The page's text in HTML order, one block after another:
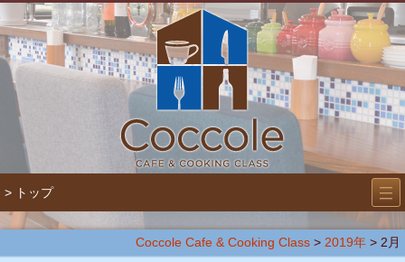
> トップ ―
―
―
Coccole Cafe & Cooking Class > 2019年 > 2月